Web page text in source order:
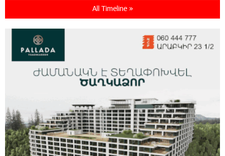
Khachaturian Rooftop Grand Opening
11:59:57 28-07-2026
24/2 Shahumyan Street in Ararat
19:04:38 23-07-2026
Scholarship recipients of the “Armenian
Virtuosos” Program participated in the Järvi
All Timeline »